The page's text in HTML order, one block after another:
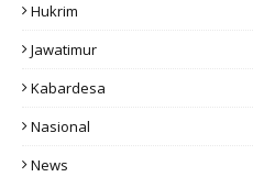
Hukrim
Jawatimur
Kabardesa
Nasional
News